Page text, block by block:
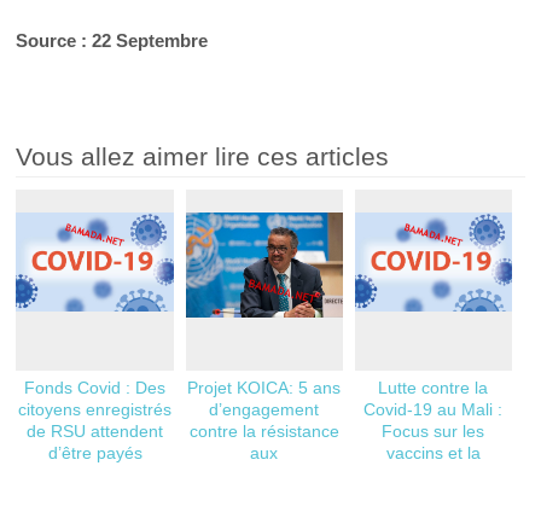
Source : 22 Septembre
Vous allez aimer lire ces articles
Fonds Covid : Des
citoyens enregistrés
de RSU attendent
d’être payés
Projet KOICA: 5 ans
d’engagement
contre la résistance
aux
Lutte contre la
Covid-19 au Mali :
Focus sur les
vaccins et la